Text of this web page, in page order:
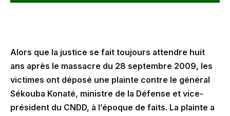
Alors que la justice se fait toujours attendre huit
ans après le massacre du 28 septembre 2009, les
victimes ont déposé une plainte contre le général
Sékouba Konaté, ministre de la Défense et vice-
président du CNDD, à l’époque de faits. La plainte a